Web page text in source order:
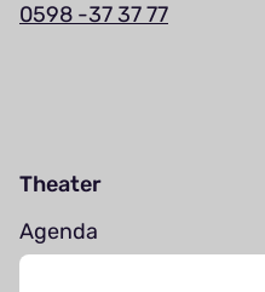
0598 -37 37 77
Theater
Agenda